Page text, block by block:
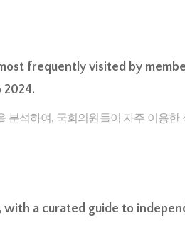
frequently visited by
분석하여, 국회의원들이 자주 이용
a curated guide to